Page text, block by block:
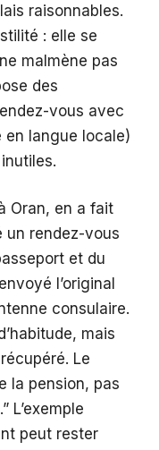
raisonnables.
: elle se
malmène pas
des
vous avec
langue locale)
Oran, en a fait
un rendez-vous
et du
l’original
consulaire.
mais
Le
la pension, pas
L’exemple
peut rester